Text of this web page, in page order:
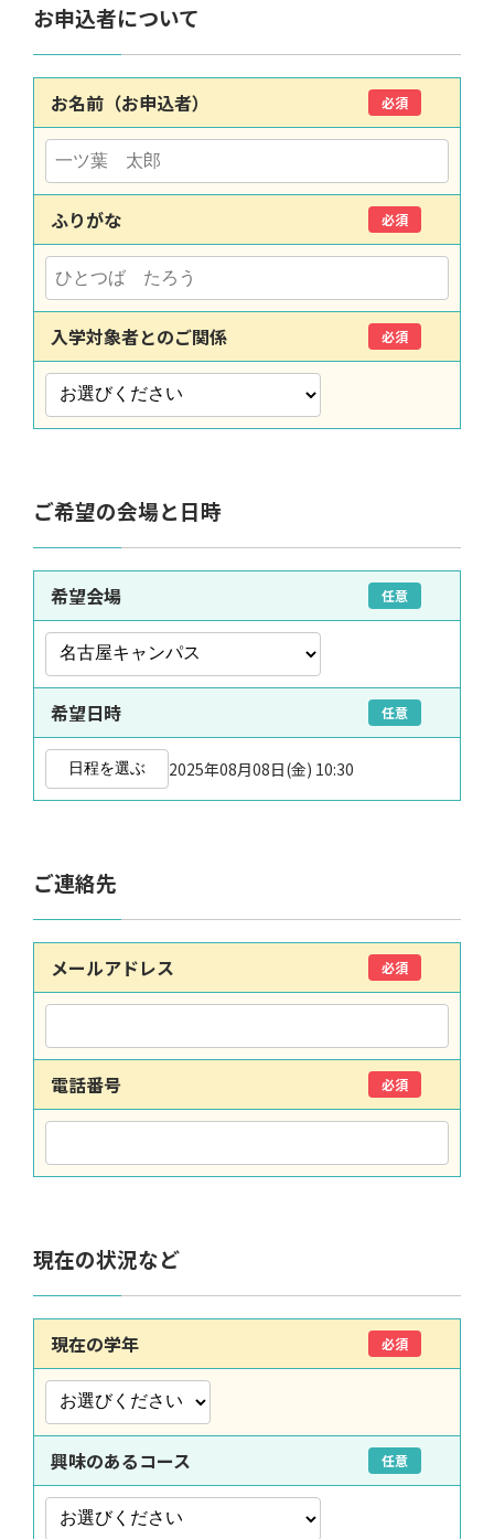
お申込者について
お名前（お申込者） 必須
ふりがな 必須
入学対象者とのご関係 必須
ご希望の会場と日時
希望会場 任意
希望日時 任意
日程を選ぶ 2025年08月08日(金) 10:30
ご連絡先
メールアドレス 必須
電話番号 必須
現在の状況など
現在の学年 必須
興味のあるコース 任意